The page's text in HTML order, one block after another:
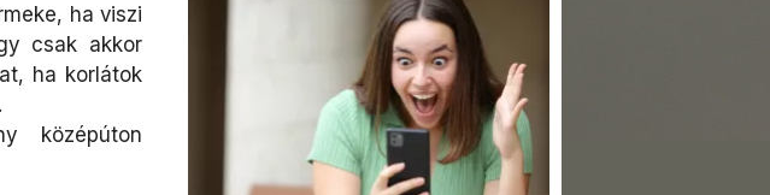
ha viszi
csak akkor
ha korlátok
középúton